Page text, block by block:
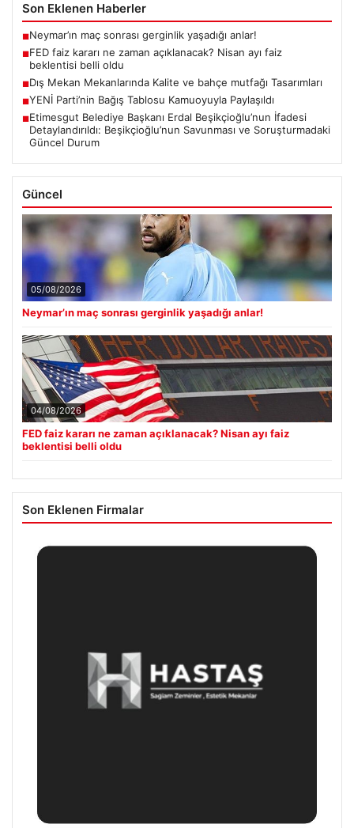
Son Eklenen Haberler
■Neymar’ın maç sonrası gerginlik yaşadığı anlar!
■FED faiz kararı ne zaman açıklanacak? Nisan ayı faiz
beklentisi belli oldu
■Dış Mekan Mekanlarında Kalite ve bahçe mutfağı Tasarımları
■YENİ Parti’nin Bağış Tablosu Kamuoyuyla Paylaşıldı
■Etimesgut Belediye Başkanı Erdal Beşikçioğlu’nun İfadesi
Detaylandırıldı: Beşikçioğlu’nun Savunması ve Soruşturmadaki
Güncel Durum
Güncel
05/08/2026
Neymar’ın maç sonrası gerginlik yaşadığı anlar!
04/08/2026
FED faiz kararı ne zaman açıklanacak? Nisan ayı faiz
beklentisi belli oldu
Son Eklenen Firmalar